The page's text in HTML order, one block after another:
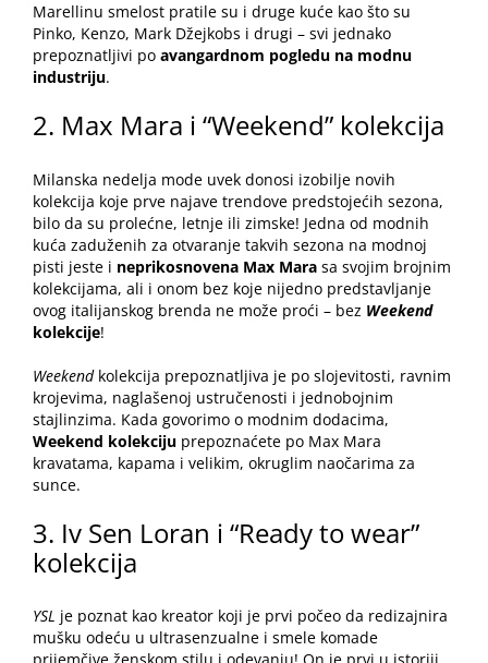
Marellinu smelost pratile su i druge kuće kao što su
Pinko, Kenzo, Mark Džejkobs i drugi – svi jednako
prepoznatljivi po avangardnom pogledu na modnu
industriju.
2. Max Mara i “Weekend” kolekcija
Milanska nedelja mode uvek donosi izobilje novih
kolekcija koje prve najave trendove predstojećih sezona,
bilo da su prolećne, letnje ili zimske! Jedna od modnih
kuća zaduženih za otvaranje takvih sezona na modnoj
pisti jeste i neprikosnovena Max Mara sa svojim brojnim
kolekcijama, ali i onom bez koje nijedno predstavljanje
ovog italijanskog brenda ne može proći – bez Weekend
kolekcije!
Weekendkolekcija prepoznatljiva je po slojevitosti, ravnim
krojevima, naglašenoj ustručenosti i jednobojnim
stajlinzima. Kada govorimo o modnim dodacima,
Weekend kolekciju prepoznaćete po Max Mara
kravatama, kapama i velikim, okruglim naočarima za
sunce.
3. Iv Sen Loran i “Ready to wear”
kolekcija
YSL je poznat kao kreator koji je prvi počeo da redizajnira
mušku odeću u ultrasenzualne i smele komade